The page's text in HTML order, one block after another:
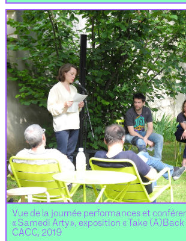
Vue de la journée performances et
« Samedi Arty », exposition « Take (A)Back
CACC, 2019